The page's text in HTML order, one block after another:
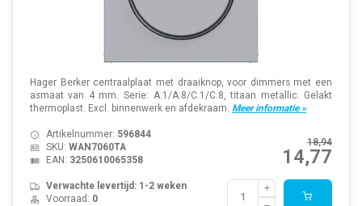
Hager Berker centraalplaat met draaiknop, voor dimmers met een
asmaat van 4 mm. Serie: A.1/A.8/C.1/C.8, titaan metallic. Gelakt
thermoplast. Excl. binnenwerk en afdekraam. Meer informatie »
18,94
14,77
Artikelnummer: 596844
SKU: WAN7060TA
EAN: 3250610065358
Verwachte levertijd: 1-2 weken
Voorraad: 0